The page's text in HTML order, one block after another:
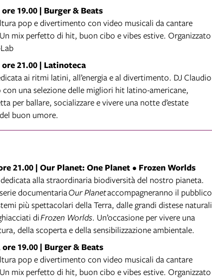
19.00 | Burger & Beats
pop e divertimento con video musicali da cantare
mix perfetto di hit, buon cibo e vibes estive. Organizzato
21.00 | Latinoteca
ai ritmi latini, all’energia e al divertimento. DJ Claudio
una selezione delle migliori hit latino-americane,
per ballare, socializzare e vivere una notte d’estate
buon umore.
21.00 | Our Planet: One Planet • Frozen Worlds
alla straordinaria biodiversità del nostro pianeta.
documentariaOur Planetaccompagneranno il pubblico
più spettacolari della Terra, dalle grandi distese naturali
diFrozen Worlds. Un’occasione per vivere una
della scoperta e della sensibilizzazione ambientale.
19.00 | Burger & Beats
pop e divertimento con video musicali da cantare
mix perfetto di hit, buon cibo e vibes estive. Organizzato